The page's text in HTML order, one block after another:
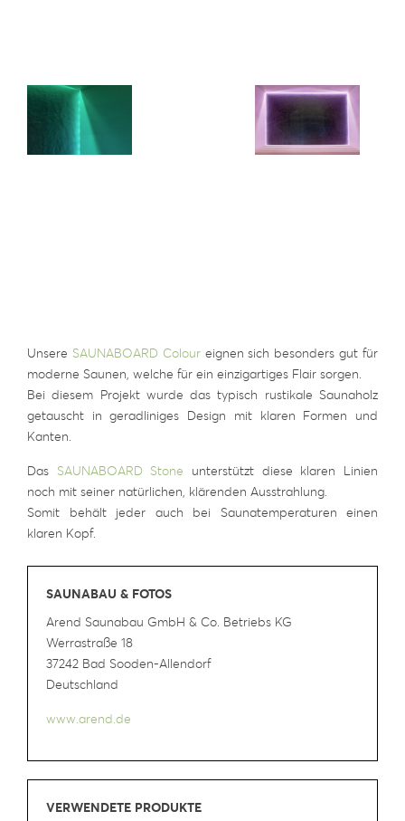
Unsere SAUNABOARD Coloureignen sich besonders gut für
moderne Saunen, welche für ein einzigartiges Flair sorgen.
Bei diesem Projekt wurde das typisch rustikale Saunaholz
getauscht in geradliniges Design mit klaren Formen und
Kanten.
Das SAUNABOARD Stone unterstützt diese klaren Linien
noch mit seiner natürlichen, klärenden Ausstrahlung.
Somit behält jeder auch bei Saunatemperaturen einen
klaren Kopf.
SAUNABAU & FOTOS
Arend Saunabau GmbH & Co. Betriebs KG
Werrastraße 18
37242 Bad Sooden-Allendorf
Deutschland
www.arend.de
VERWENDETE PRODUKTE